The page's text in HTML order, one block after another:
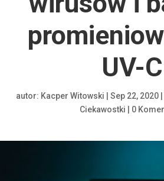
UV-C
autor: Kacper Witowski | Sep 22, 2020 |
Ciekawostki | 0